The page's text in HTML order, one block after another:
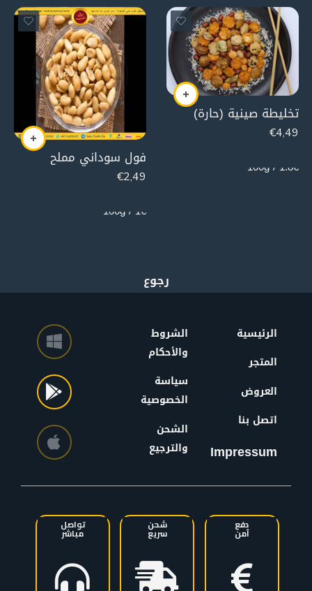
تخليطة صينية (حارة)
€4,49
250g
1.8€ / 100g
فول سوداني مملح
€2,49
1€ / 100g
الرئيسية
المتجر
العروض
اتصل بنا
Impressum
الشروط
والأحكام
سياسة
الخصوصية
الشحن
والترجيع
دفع
آمن
شحن
سريع
تواصل
مباشر